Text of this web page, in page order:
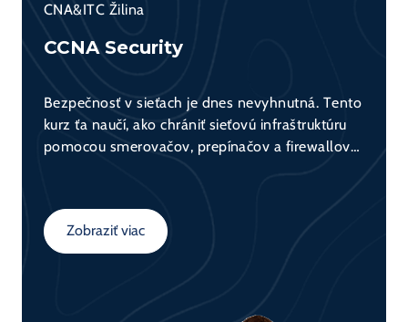
CNA&ITC Žilina
CCNA Security
Bezpečnosť v sieťach je dnes nevyhnutná. Tento
kurz ťa naučí, ako chrániť sieťovú infraštruktúru
pomocou smerovačov, prepínačov a firewallov
konfiguráciu sietí.
Zobraziť viac